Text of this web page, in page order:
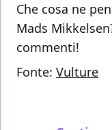
Che cosa ne
Mads
commenti!
Fonte: Vulture